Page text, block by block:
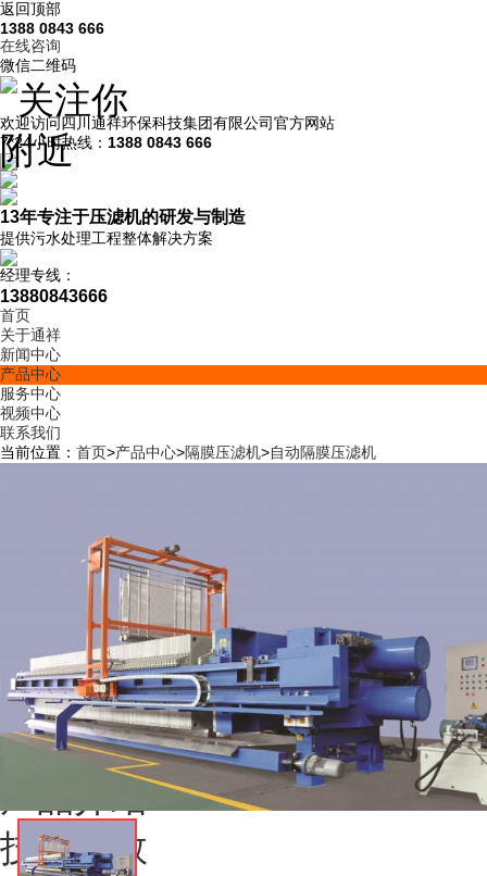
返回顶部
1388 0843 666
在线咨询
微信二维码
欢迎访问四川通祥环保科技集团有限公司官方网站
7*24小时热线： 1388 0843 666
13年专注于压滤机的研发与制造
提供污水处理工程整体解决方案
经理专线：
13880843666
首页
关于通祥
新闻中心
产品中心
服务中心
视频中心
联系我们
当前位置： 首页>产品中心>隔膜压滤机>自动隔膜压滤机
操作控制，另可根据需要提供曲张振打，接液翻板，导泥贮泥，滤布
西门子、施奈德产品，实现全过程自动控制； 液压系统运行平稳可靠
弯，彻底解决了主梁弯曲的难题； 隔膜压榨25kg，使压榨后的滤饼含
全国24小时销售热线：1388
获取优惠报价
在线咨询设备
产品介绍
技术参数